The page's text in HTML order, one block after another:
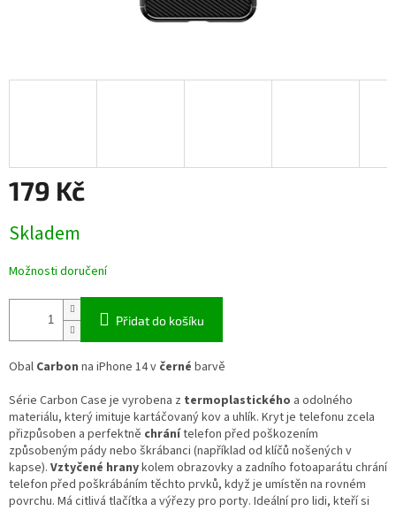
179 Kč
cena:
Skladem
Možnosti doručení
Přidat do košíku
Obal Carbon na iPhone 14 v černé barvě
Série Carbon Case je vyrobena z termoplastického a odolného
materiálu, který imituje kartáčovaný kov a uhlík. Kryt je telefonu zcela
přizpůsoben a perfektně chránítelefon před poškozením
způsobeným pády nebo škrábanci (například od klíčů nošených v
kapse). Vztyčené hranykolem obrazovky a zadního fotoaparátu chrání
telefon před poškrábáním těchto prvků, když je umístěn na rovném
povrchu. Má citlivá tlačítka a výřezy pro porty. Ideální pro lidi, kteří si